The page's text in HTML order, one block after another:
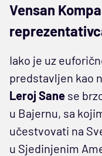
Vensan
Iako je uz
predstavljen kao
Leroj Sane se
u Bajernu, sa
učestvovati na
u Sjedinjenim